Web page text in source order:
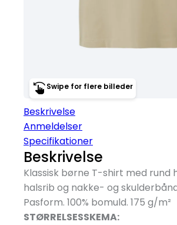
Swipe for flere billeder
Beskrivelse
Anmeldelser
Specifikationer
Beskrivelse
Klassisk børne T-shirt med rund
halsrib og nakke- og
Pasform. 100% bomuld. 175 g/m²
STØRRELSESSKEMA: